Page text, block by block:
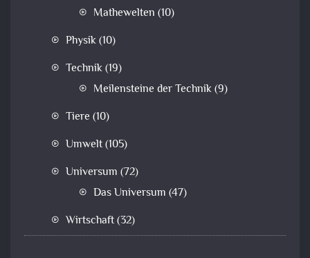
Mathewelten (10)
Physik(10)
Technik(19)
Meilensteine der Technik(9)
Tiere (10)
Umwelt(105)
Universum (72)
Das Universum (47)
Wirtschaft(32)